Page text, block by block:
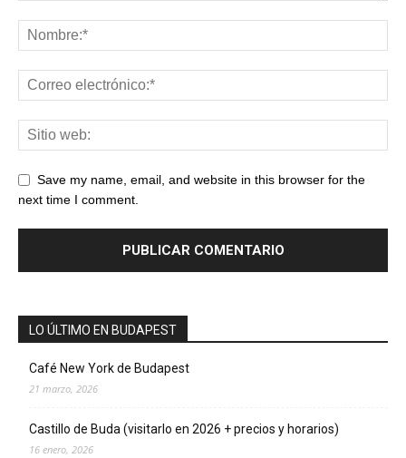
Save my name, email, and website in this browser for the
next time I comment.
LO ÚLTIMO EN BUDAPEST
Café New York de Budapest
21 marzo, 2026
Castillo de Buda (visitarlo en 2026 + precios y horarios)
16 enero, 2026